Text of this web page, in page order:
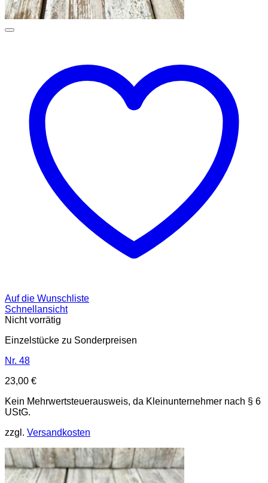
Auf die Wunschliste
Schnellansicht
Nicht vorrätig
Einzelstücke zu Sonderpreisen
Nr. 48
23,00 €
Kein Mehrwertsteuerausweis, da Kleinunternehmer nach § 6
UStG.
zzgl. Versandkosten